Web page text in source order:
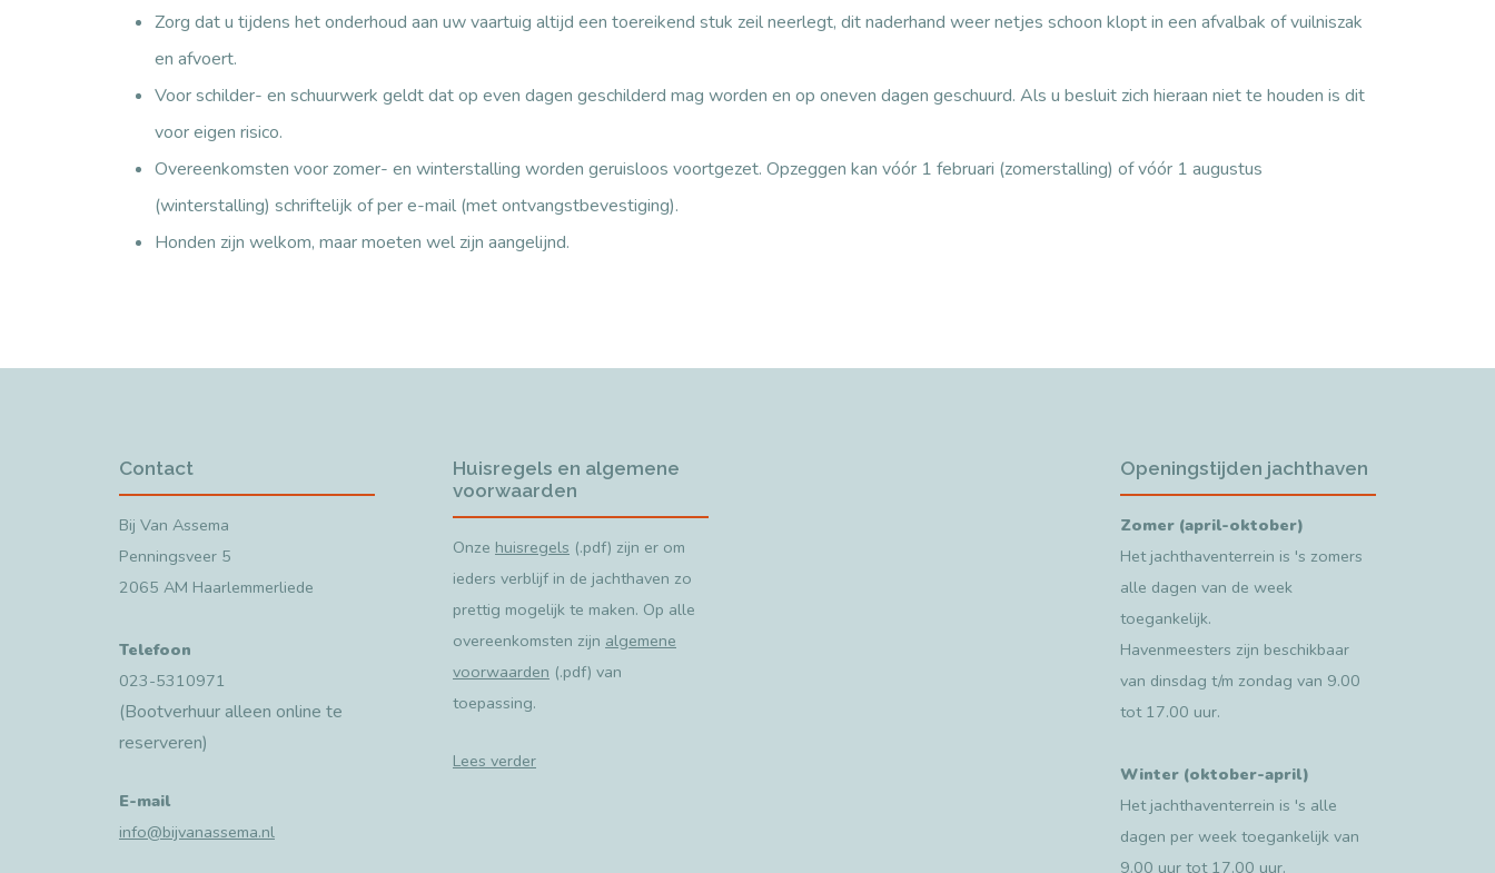
Zorg dat u tijdens het onderhoud aan uw vaartuig altijd een toereikend stuk zeil neerlegt, dit naderhand weer netjes schoon klopt in een afvalbak of vuilniszak
en afvoert.
Voor schilder- en schuurwerk geldt dat op even dagen geschilderd mag worden en op oneven dagen geschuurd. Als u besluit zich hieraan niet te houden is dit
voor eigen risico.
Overeenkomsten voor zomer- en winterstalling worden geruisloos voortgezet. Opzeggen kan vóór 1 februari (zomerstalling) of vóór 1 augustus
(winterstalling) schriftelijk of per e-mail (met ontvangstbevestiging).
Honden zijn welkom, maar moeten wel zijn aangelijnd.
Contact
Bij Van Assema
Penningsveer 5
2065 AM Haarlemmerliede
Telefoon
023-5310971
(Bootverhuur alleen online te
reserveren)
E-mail
info@bijvanassema.nl
Huisregels en algemene
voorwaarden
Onze huisregels (.pdf) zijn er om
ieders verblijf in de jachthaven zo
prettig mogelijk te maken. Op alle
overeenkomsten zijn algemene
voorwaarden (.pdf) van
toepassing.
Lees verder
Openingstijden jachthaven
Zomer (april-oktober)
Het jachthaventerrein is 's zomers
alle dagen van de week
toegankelijk.
Havenmeesters zijn beschikbaar
van dinsdag t/m zondag van 9.00
tot 17.00 uur.
Winter (oktober-april)
Het jachthaventerrein is 's alle
dagen per week toegankelijk van
9.00 uur tot 17.00 uur.